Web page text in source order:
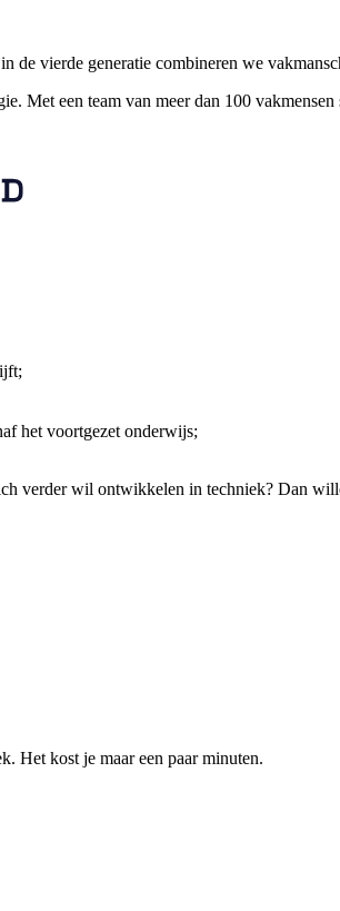
vierde generatie combineren we
Met een team van meer dan 100
het voortgezet onderwijs;
verder wil ontwikkelen in techniek? Dan
. Het kost je maar een paar minuten.